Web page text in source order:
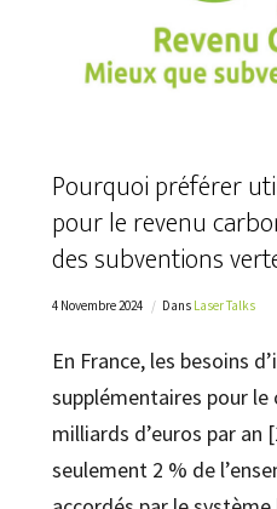
Pourquoi préférer
pour le revenu
des subventions
4 Novembre 2024 Dans Laser Talks
En France, les besoins
supplémentaires pour
milliards d’euros par an
seulement 2 % de